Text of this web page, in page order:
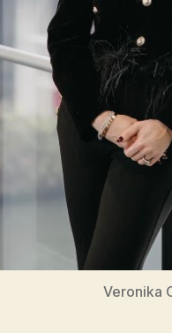
Veronika